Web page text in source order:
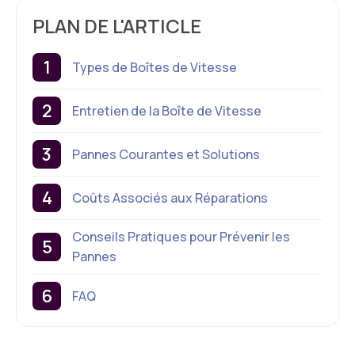
PLAN DE L'ARTICLE
Types de Boîtes de Vitesse
Entretien de la Boîte de Vitesse
Pannes Courantes et Solutions
Coûts Associés aux Réparations
Conseils Pratiques pour Prévenir les
Pannes
FAQ